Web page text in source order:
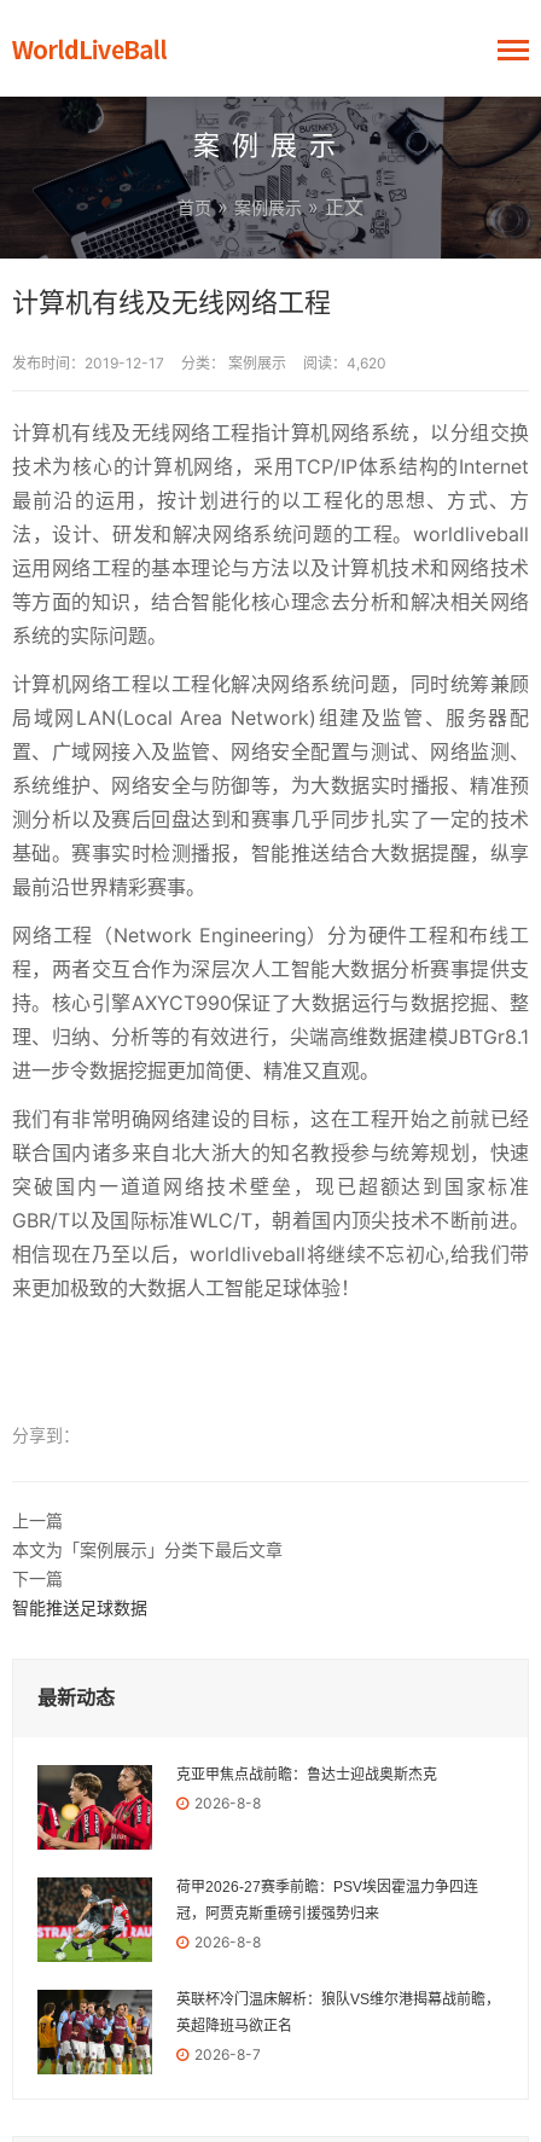
案例展示
首页 »案例展示» 正文
计算机有线及无线网络工程
发布时间：2019-12-17 分类： 案例展示 阅读：4,620
计算机有线及无线网络工程指计算机网络系统，以分组交换
技术为核心的计算机网络，采用TCP/IP体系结构的Internet
最前沿的运用，按计划进行的以工程化的思想、方式、方
法，设计、研发和解决网络系统问题的工程。worldliveball
运用网络工程的基本理论与方法以及计算机技术和网络技术
等方面的知识，结合智能化核心理念去分析和解决相关网络
系统的实际问题。
计算机网络工程以工程化解决网络系统问题，同时统筹兼顾
局域网LAN(Local Area Network)组建及监管、服务器配
置、广域网接入及监管、网络安全配置与测试、网络监测、
系统维护、网络安全与防御等，为大数据实时播报、精准预
测分析以及赛后回盘达到和赛事几乎同步扎实了一定的技术
基础。赛事实时检测播报，智能推送结合大数据提醒，纵享
最前沿世界精彩赛事。
网络工程（Network Engineering）分为硬件工程和布线工
程，两者交互合作为深层次人工智能大数据分析赛事提供支
持。核心引擎AXYCT990保证了大数据运行与数据挖掘、整
理、归纳、分析等的有效进行，尖端高维数据建模JBTGr8.1
进一步令数据挖掘更加简便、精准又直观。
我们有非常明确网络建设的目标，这在工程开始之前就已经
联合国内诸多来自北大浙大的知名教授参与统筹规划，快速
突破国内一道道网络技术壁垒，现已超额达到国家标准
GBR/T以及国际标准WLC/T，朝着国内顶尖技术不断前进。
相信现在乃至以后，worldliveball将继续不忘初心,给我们带
来更加极致的大数据人工智能足球体验！
分享到：
上一篇
本文为「案例展示」分类下最后文章
下一篇
智能推送足球数据
最新动态
克亚甲焦点战前瞻：鲁达士迎战奥斯杰克
2026-8-8
荷甲2026-27赛季前瞻：PSV埃因霍温力争四连
冠，阿贾克斯重磅引援强势归来
2026-8-8
英联杯冷门温床解析：狼队VS维尔港揭幕战前瞻，
英超降班马欲正名
2026-8-7